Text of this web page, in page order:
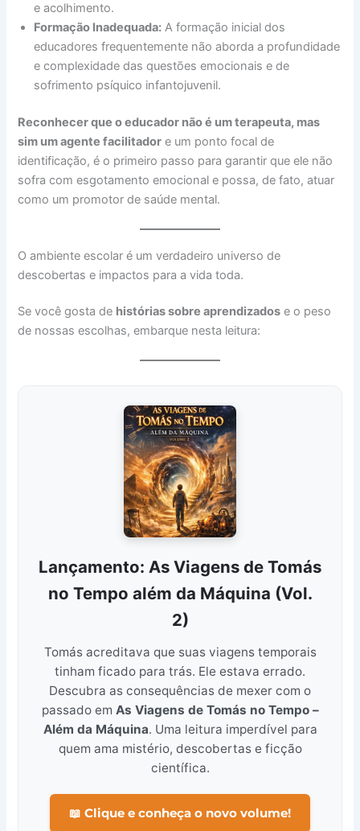
e acolhimento.
Formação Inadequada: A formação inicial dos
educadores frequentemente não aborda a profundidade
e complexidade das questões emocionais e de
sofrimento psíquico infantojuvenil.
Reconhecer que o educador não é um terapeuta, mas
sim um agente facilitador e um ponto focal de
identificação, é o primeiro passo para garantir que ele não
sofra com esgotamento emocional e possa, de fato, atuar
como um promotor de saúde mental.
O ambiente escolar é um verdadeiro universo de
descobertas e impactos para a vida toda.
Se você gosta de histórias sobre aprendizados e o peso
de nossas escolhas, embarque nesta leitura:
Lançamento: As Viagens de Tomás
no Tempo além da Máquina (Vol.
2)
Tomás acreditava que suas viagens temporais
tinham ficado para trás. Ele estava errado.
Descubra as consequências de mexer com o
passado em As Viagens de Tomás no Tempo –
Além da Máquina. Uma leitura imperdível para
quem ama mistério, descobertas e ficção
científica.
📖 Clique e conheça o novo volume!